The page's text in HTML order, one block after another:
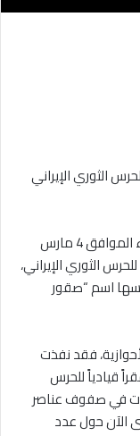
الثوري الإيراني
شهدت مدينة الأحواز العاصمة، فجر يوم الأربعاء الموافق 4 مارس
للحرس الثوري الإيراني،
اسم “صقور
فقد نفذت
قيادياً للحرس
في صفوف عناصر
الآن حول عدد